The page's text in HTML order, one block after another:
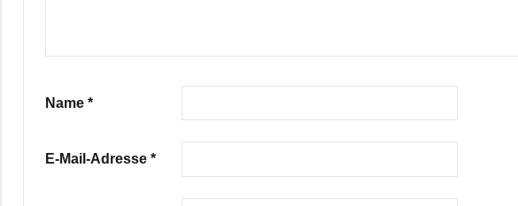
Name *
E-Mail-Adresse *